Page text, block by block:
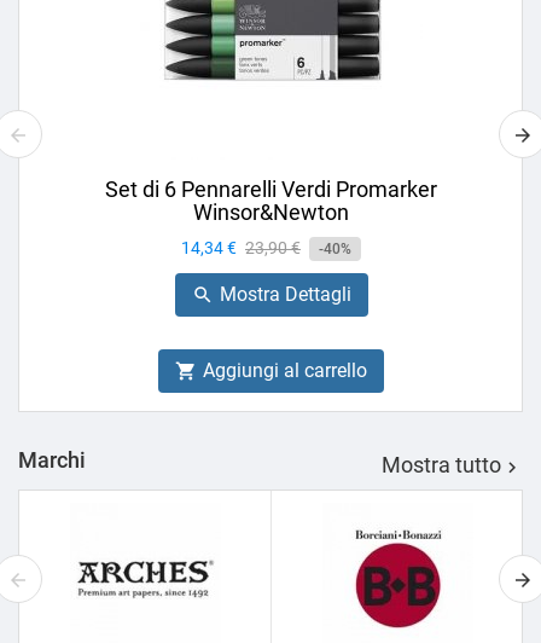
Set di 6 Pennarelli Verdi Promarker
Winsor&Newton
Prezzo
14,34 € Prezzo
base
23,90 € -40%
 Mostra Dettagli
 Aggiungi al carrello
Marchi Mostra tutto 